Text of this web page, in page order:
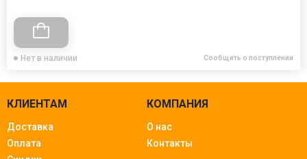
Нет в наличии Сообщить о поступлении
КЛИЕНТАМ
Доставка
Оплата
КОМПАНИЯ
О нас
Контакты